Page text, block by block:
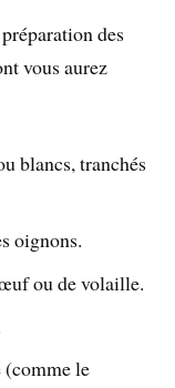
des
vous aurez
blancs, tranchés
oignons.
ou de volaille.
(comme le